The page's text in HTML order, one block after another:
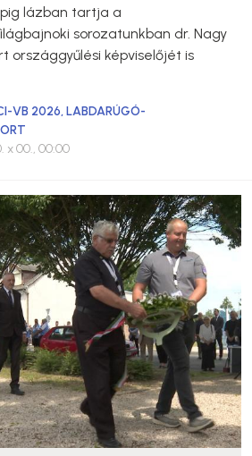
lázban tartja a
sorozatunkban dr. Nagy
országgyűlési képviselőjét is
VB 2026,LABDARÚGÓ-
x 00., 00:00